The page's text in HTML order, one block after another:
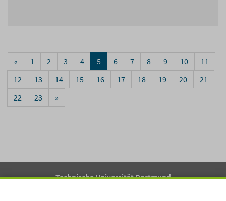
« 1 2 3 4 5 6 7 8 9 10
11
12
13 14 15 16 17 18 19 20
21
22
23 »
Technische Universität Dortmund